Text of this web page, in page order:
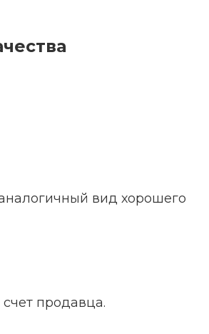
вид хорошего
продавца.